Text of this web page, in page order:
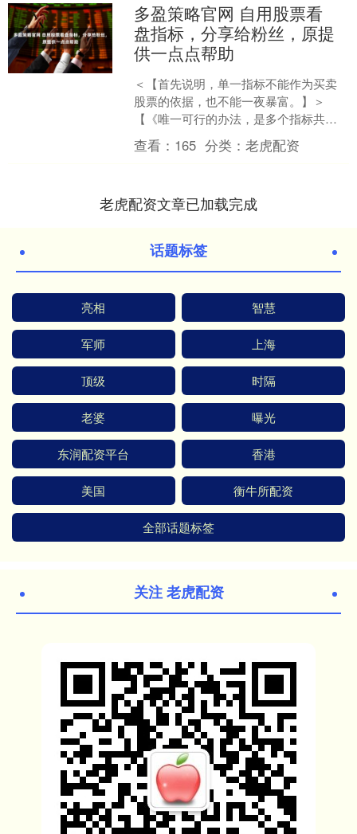
多盈策略官网 自用股票看
盘指标，分享给粉丝，原提
供一点点帮助
＜【首先说明，单一指标不能作为买卖
股票的依据，也不能一夜暴富。】＞
【《唯一可行的办法，是多个指标共振
信号，结合分析经验，大大提高分析股
票涨跌的能力。》】 小编....
查看： 165 分类：老虎配资
老虎配资文章已加载完成
话题标签
亮相 智慧
军师 上海
顶级 时隔
老婆 曝光
东润配资平台 香港
美国 衡牛所配资
全部话题标签
关注 老虎配资